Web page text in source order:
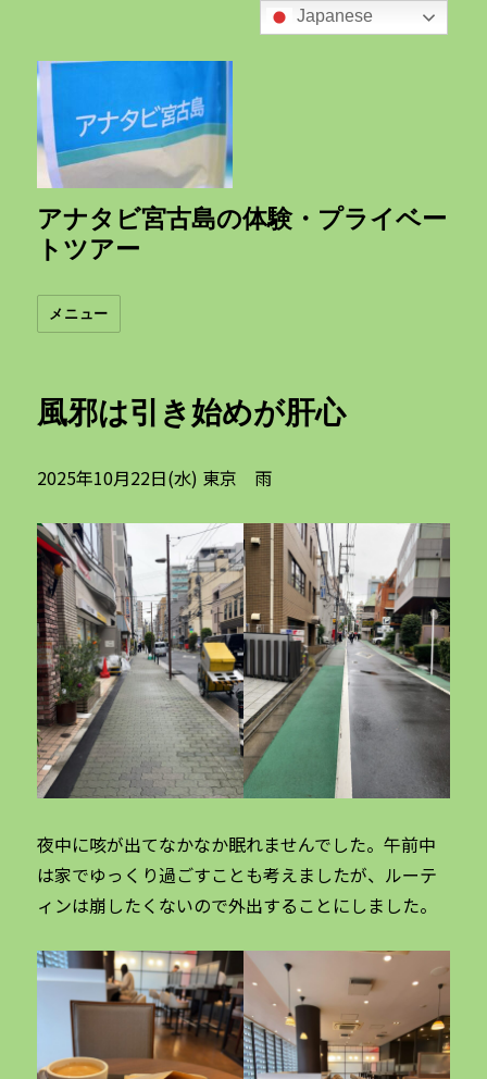
アナタビ宮古島の体験・プライベー
トツアー
メニュー
風邪は引き始めが肝心
2025年10月22日(水) 東京 雨
夜中に咳が出てなかなか眠れませんでした。午前中
は家でゆっくり過ごすことも考えましたが、ルーテ
ィンは崩したくないので外出することにしました。
Japanese